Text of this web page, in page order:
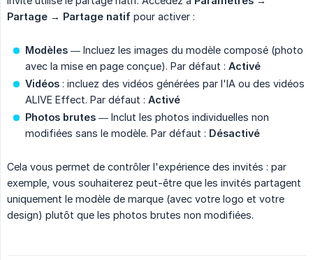
Partage → Partage natif pour activer :
Modèles — Incluez les images du modèle composé (photo
avec la mise en page conçue). Par défaut : Activé
Vidéos : incluez des vidéos générées par l'IA ou des vidéos
ALIVE Effect. Par défaut : Activé
Photos brutes — Inclut les photos individuelles non
modifiées sans le modèle. Par défaut : Désactivé
Cela vous permet de contrôler l'expérience des invités : par
exemple, vous souhaiterez peut-être que les invités partagent
uniquement le modèle de marque (avec votre logo et votre
design) plutôt que les photos brutes non modifiées.